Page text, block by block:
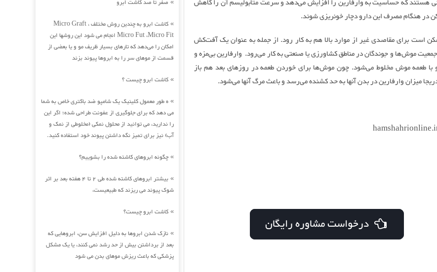
» صفر تا صد کاشت ابرو
»
کاشت ابرو به چندین روش مختلف Micro Graft ،
Micro Fut ،Micro Fit انجام می شود این روشها این
امکان را می‌دهد که تارهای بسیار ظریف مو و یا بعضی از
قسمت از موهای سر را به ابروها پیوند بزند
» کاشت ابرو چیست ؟
» ه طور معمول کلینیک یک شامپو ضد باکتری خاص به شما
می دهد که برای جلوگیری از عفونت طراحی شده؛ اگر این
را ندارید، می توانید از محلول نمکی (مخلوطی از نمک و
آب) نیز برای تمیز نگه داشتن پیوند خود استفاده کنید.
» چگونه ابروهای کاشته شده را بشوییم؟
»
بیشتر ابروهای کاشته شده طی 2 تا 4 هفته بعد بر اثر
شوک پیوند می ریزند که طبیعیست،
» کاشت ابرو چیست؟
» نازک شدن ابروها به دلیل افزایش سن، ابروهایی که
بعد از برداشتن بیش از حد رشد نمی کنند، یا یک مشکل
پزشکی که باعث ریزش موهای بدن می شود
هستند که حساسیت به وارفارین را افزایش می‌دهد و سرعت متابولیسم آن را کاهش
در هنگام مصرف این دارو دچار خونریزی شوند.
است برای مقاصدی غیر از موارد بالا هم به کار رود. از جمله به عنوان یک آفت‌کش
موش‌ها و جوندگان در مناطق کشاورزی یا صنعتی به کار می‌رود. وارفارین بی‌مزه و
با طعمه موش مخلوط می‌شود. چون موش‌ها برای خوردن طعمه در روزهای بعد هم باز
میزان وارفارین در بدن آنها به حد کشنده می‌رسد و باعث مرگ آنها می‌شود.
درخواست مشاوره رایگان